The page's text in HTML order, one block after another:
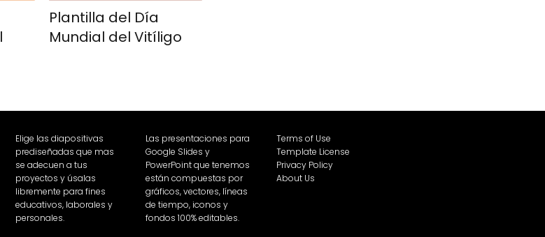
Plantilla del Día
Mundial del Vitíligo
Elige las diapositivas
prediseñadas que mas
se adecuen a tus
proyectos y úsalas
libremente para fines
educativos, laborales y
personales.
Las presentaciones para
Google Slides y
PowerPoint que tenemos
están compuestas por
gráficos, vectores, líneas
de tiempo, iconos y
fondos 100% editables.
Terms of Use
Template License
Privacy Policy
About Us